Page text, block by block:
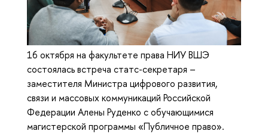
16 октября на факультете права НИУ ВШЭ
состоялась встреча статс-секретаря –
заместителя Министра цифрового развития,
связи и массовых коммуникаций Российской
Федерации Алены Руденко с обучающимися
магистерской программы «Публичное право».